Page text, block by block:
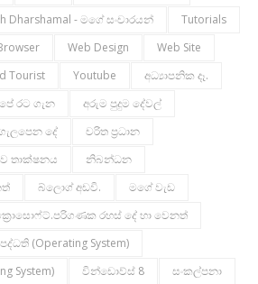
Dharshamal - මගේ සංචාරයන්
Tutorials
Web Design
Web Site
Tourist Youtube
අධ්‍යාපනික දෑ.
රට ගැන
අරුම පුදුම දේවල්
දේ
චරිත ප්‍රධාන
තාක්ෂනය
නිබන්ධන
බ්ලොග් අඩවි.
මගේ වැඩ
රහස් දේ හා වෙනත්
(operating System)
System)
වින්ඩොව්ස් 8
සංකල්පනා